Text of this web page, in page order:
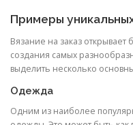
Примеры
Вязание на заказ
создания самых
выделить несколько
Одежда
Одним из наиболее